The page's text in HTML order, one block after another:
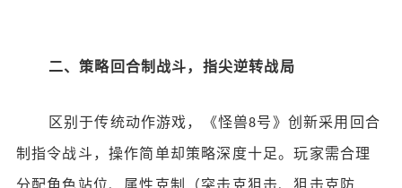
二、策略回合制战斗，指尖逆转战局
区别于传统动作游戏，《怪兽8号》创新采用回合
制指令战斗，操作简单却策略深度十足。玩家需合理